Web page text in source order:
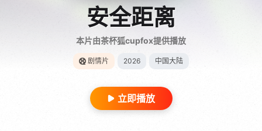
安全距离
本片由茶杯狐cupfox提供播放
剧情片 2026 中国大陆
立即播放